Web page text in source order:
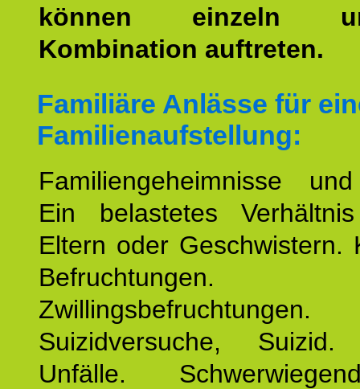
können einzeln
Kombination auftreten.
Familiäre Anlässe für
Familienaufstellung:
Familiengeheimnisse
Ein belastetes
Eltern oder Geschwistern.
Befruchtungen.
Zwillingsbefruchtungen.
Suizidversuche, Suizid.
Unfälle.